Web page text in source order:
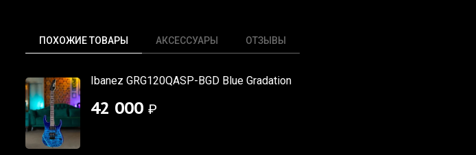
ПОХОЖИЕ ТОВАРЫ АКСЕССУАРЫ ОТЗЫВЫ
Ibanez GRG120QASP-BGD Blue Gradation
42 000 ₽